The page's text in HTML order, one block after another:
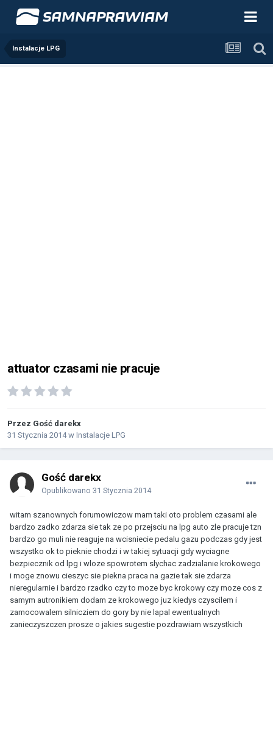
Instalacje LPG
attuator czasami nie pracuje
Przez Gość darekx
31 Stycznia 2014w Instalacje LPG
Gość darekx
Opublikowano 31 Stycznia 2014
witam szanownych forumowiczow mam taki oto problem czasami ale
bardzo zadko zdarza sie tak ze po przejsciu na lpg auto zle pracuje tzn
bardzo go muli nie reaguje na wcisniecie pedalu gazu podczas gdy jest
wszystko ok to pieknie chodzi i w takiej sytuacji gdy wyciagne
bezpiecznik od lpg i wloze spowrotem slychac zadzialanie krokowego
i moge znowu cieszyc sie piekna praca na gazie tak sie zdarza
nieregularnie i bardzo rzadko czy to moze byc krokowy czy moze cos z
samym autronikiem dodam ze krokowego juz kiedys czyscilem i
zamocowalem silnicziem do gory by nie lapal ewentualnych
zanieczyszczen prosze o jakies sugestie pozdrawiam wszystkich